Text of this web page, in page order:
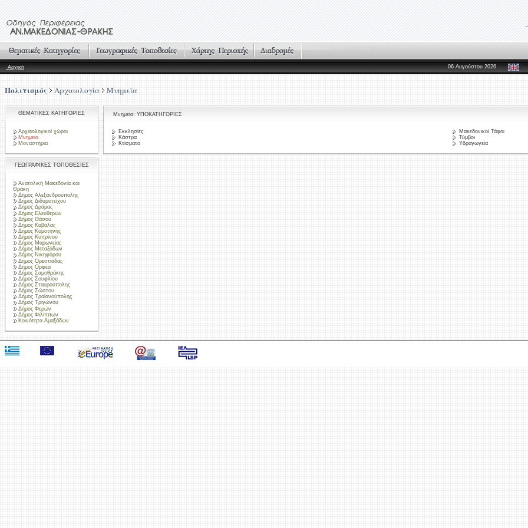
Αρχική 06 Αυγούστου 2026
Πολιτισμός Αρχαιολογία Μνημεία
ΘΕΜΑΤΙΚΕΣ ΚΑΤΗΓΟΡΙΕΣ
Αρχαιολογικοί χώροι
Μνημεία
Μοναστήρια
ΓΕΩΓΡΑΦΙΚΕΣ ΤΟΠΟΘΕΣΙΕΣ
Ανατολική Μακεδονία και
Θράκη
Δήμος Αλεξανδρούπολης
Δήμος Διδυμοτείχου
Δήμος Δράμας
Δήμος Ελευθερών
Δήμος Θάσου
Δήμος Καβάλας
Δήμος Κομοτηνής
Δήμος Κυπρίνου
Δήμος Μαρωνείας
Δήμος Μεταξάδων
Δήμος Νικηφόρου
Δήμος Ορεστιάδας
Δήμος Ορφέα
Δήμος Σαμοθράκης
Δήμος Σουφλίου
Δήμος Σταυρούπολης
Δήμος Σώστου
Δήμος Τραϊανούπολης
Δήμος Τριγώνου
Δήμος Φερών
Δήμος Φιλίππων
Κοινότητα Αμαξάδων
Μνημεία: ΥΠΟΚΑΤΗΓΟΡΙΕΣ
Εκκλησίες
Κάστρα
Κτίσματα
Μακεδονικοί Τάφοι
Τύμβοι
Υδραγωγεία